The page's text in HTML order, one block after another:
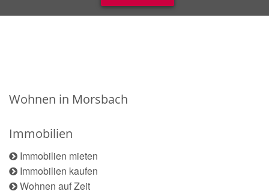
Wohnen in Morsbach
Immobilien
Immobilien mieten
Immobilien kaufen
Wohnen auf Zeit